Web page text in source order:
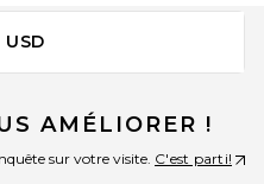
Country Regions
USD
AMÉLIORER !
sur votre visite. C'est parti!